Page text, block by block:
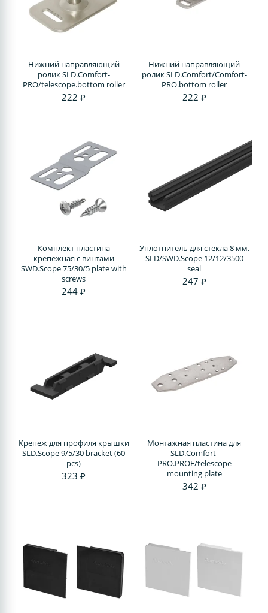
Нижний направляющий
ролик SLD.Comfort-
PRO/telescope.bottom roller
222 ₽
Нижний направляющий
ролик SLD.Comfort/Comfort-
PRO.bottom roller
222 ₽
Комплект пластина
крепежная с винтами
SWD.Scope 75/30/5 plate with
screws
244 ₽
Уплотнитель для стекла 8 мм.
SLD/SWD.Scope 12/12/3500
seal
247 ₽
Крепеж для профиля крышки
SLD.Scope 9/5/30 bracket (60
pcs)
323 ₽
Монтажная пластина для
SLD.Comfort-
PRO.PROF/telescope
mounting plate
342 ₽